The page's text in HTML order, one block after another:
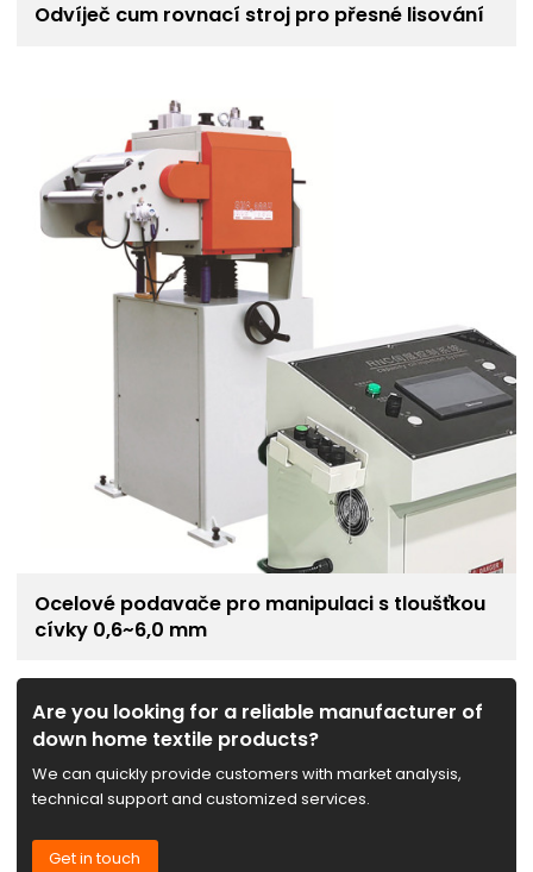
Odvíječ cum rovnací stroj pro přesné lisování
Ocelové podavače pro manipulaci s tloušťkou
cívky 0,6~6,0 mm
Are you looking for a reliable manufacturer of
down home textile products?
We can quickly provide customers with market analysis,
technical support and customized services.
Get in touch